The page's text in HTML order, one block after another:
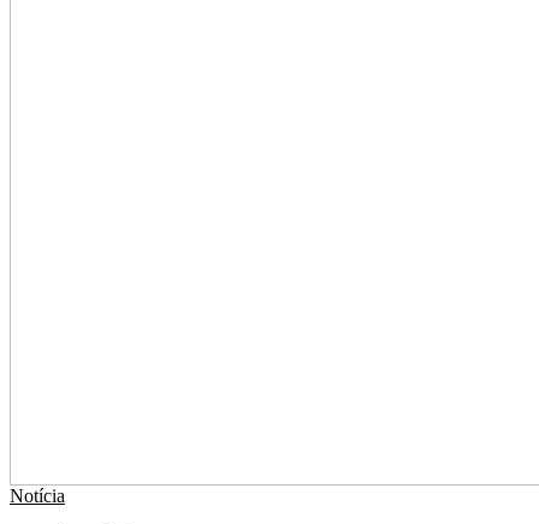
Notícia